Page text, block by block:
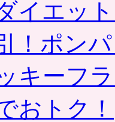
イエッ
！ポン
キーフ
おトク！